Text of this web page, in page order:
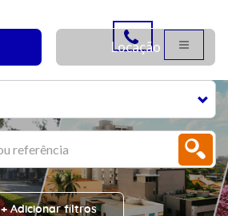
Locação
+ Adicionar filtros